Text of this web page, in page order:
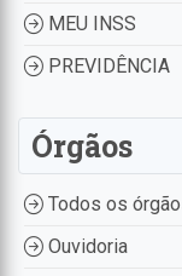
MEU INSS
PREVIDÊNCIA
Órgãos
Todos os
Ouvidoria